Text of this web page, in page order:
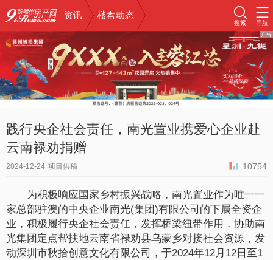
资讯 楼盘动态
搜索 导航
践行央企社会责任，南光置业携爱心企业赴
云南禄劝捐赠
2024-12-24 项目供稿 10754
为积极响应国家乡村振兴战略，南光置业作为唯一一
家总部驻澳的中央企业南光(集团)有限公司的下属全资企
业，积极履行央企社会责任，发挥桥梁纽带作用，协助南
光集团定点帮扶地云南省禄劝县乌蒙乡对接社会资源，发
动深圳市秋拾创意文化有限公司，于2024年12月12日至1